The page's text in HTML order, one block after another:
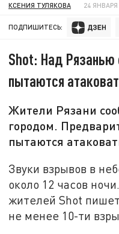
КСЕНИЯ ТУЛЯКОВА 24 ЯНВАРЯ
ПОДПИШИТЕСЬ:
Shot: Над
пытаются
Жители Рязани
городом.
пытаются
Звуки взрывов в
около 12 часов
жителей Shot
не менее 10-ти